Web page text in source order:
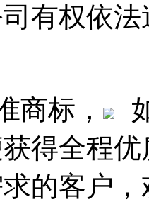
有权依
商标，
得全程
的客户